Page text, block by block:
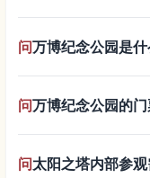
问万博纪念公园是
问万博纪念公园的
问太阳之塔内部参